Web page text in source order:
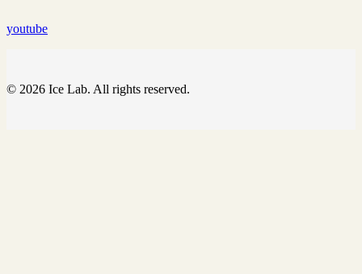
youtube
© 2026 Ice Lab. All rights reserved.